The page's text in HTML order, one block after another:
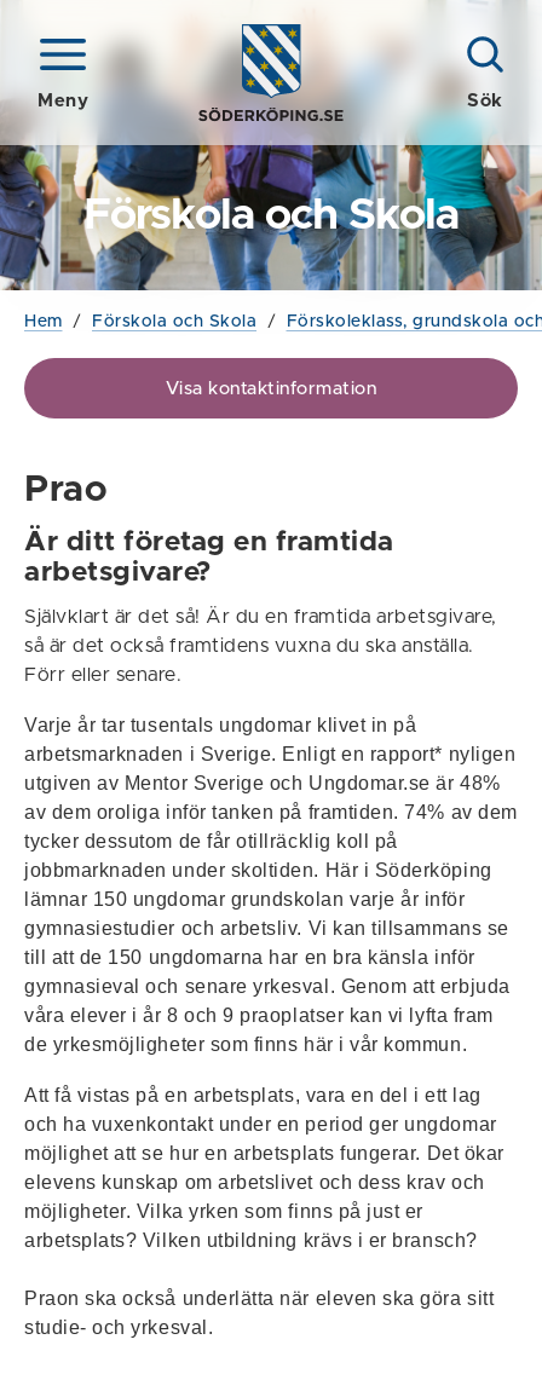
Meny Sök
Förskola och Skola
Hem / Förskola och Skola / Förskoleklass, grundskola
Visa kontaktinformation
Prao
Är ditt företag en framtida
arbetsgivare?
Självklart är det så! Är du en framtida arbetsgivare,
så är det också framtidens vuxna du ska anställa.
Förr eller senare.
Varje år tar tusentals ungdomar klivet in på
arbetsmarknaden i Sverige. Enligt en rapport* nyligen
utgiven av Mentor Sverige och Ungdomar.se är 48%
av dem oroliga inför tanken på framtiden. 74% av dem
tycker dessutom de får otillräcklig koll på
jobbmarknaden under skoltiden. Här i Söderköping
lämnar 150 ungdomar grundskolan varje år inför
gymnasiestudier och arbetsliv. Vi kan tillsammans se
till att de 150 ungdomarna har en bra känsla inför
gymnasieval och senare yrkesval. Genom att erbjuda
våra elever i år 8 och 9 praoplatser kan vi lyfta fram
de yrkesmöjligheter som finns här i vår kommun.
Att få vistas på en arbetsplats, vara en del i ett lag
och ha vuxenkontakt under en period ger ungdomar
möjlighet att se hur en arbetsplats fungerar. Det ökar
elevens kunskap om arbetslivet och dess krav och
möjligheter. Vilka yrken som finns på just er
arbetsplats? Vilken utbildning krävs i er bransch?
Praon ska också underlätta när eleven ska göra sitt
studie- och yrkesval.